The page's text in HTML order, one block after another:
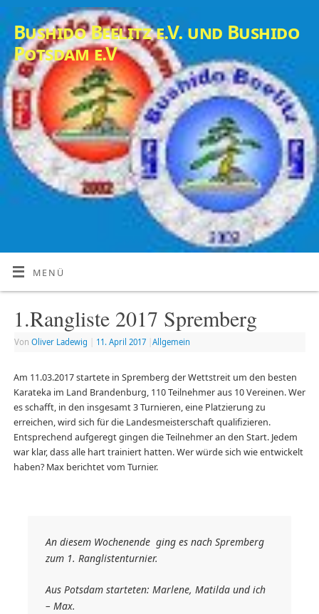
Bushido Beelitz e.V. und Bushido
Potsdam e.V
MENÜ
1.Rangliste 2017 Spremberg
Von Oliver Ladewig 11. April 2017 Allgemein
Am 11.03.2017 startete in Spremberg der Wettstreit um den besten
Karateka im Land Brandenburg, 110 Teilnehmer aus 10 Vereinen. Wer
es schafft, in den insgesamt 3 Turnieren, eine Platzierung zu
erreichen, wird sich für die Landesmeisterschaft qualifizieren.
Entsprechend aufgeregt gingen die Teilnehmer an den Start. Jedem
war klar, dass alle hart trainiert hatten. Wer würde sich wie entwickelt
haben? Max berichtet vom Turnier.
An diesem Wochenende ging es nach Spremberg
zum 1. Ranglistenturnier.
Aus Potsdam starteten: Marlene, Matilda und ich
– Max.